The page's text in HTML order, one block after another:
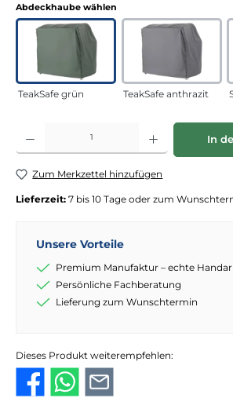
Abdeckhaube wählen
TeakSafe grün TeakSafe anthrazit
Produkt Anzahl: Gib den gewünschten Wert ein
In
Zum Merkzettel hinzufügen
Lieferzeit: 7 bis 10 Tage oder zum
Unsere Vorteile
Premium Manufaktur – echte
Persönliche Fachberatung
Lieferung zum Wunschtermin
Dieses Produkt weiterempfehlen: